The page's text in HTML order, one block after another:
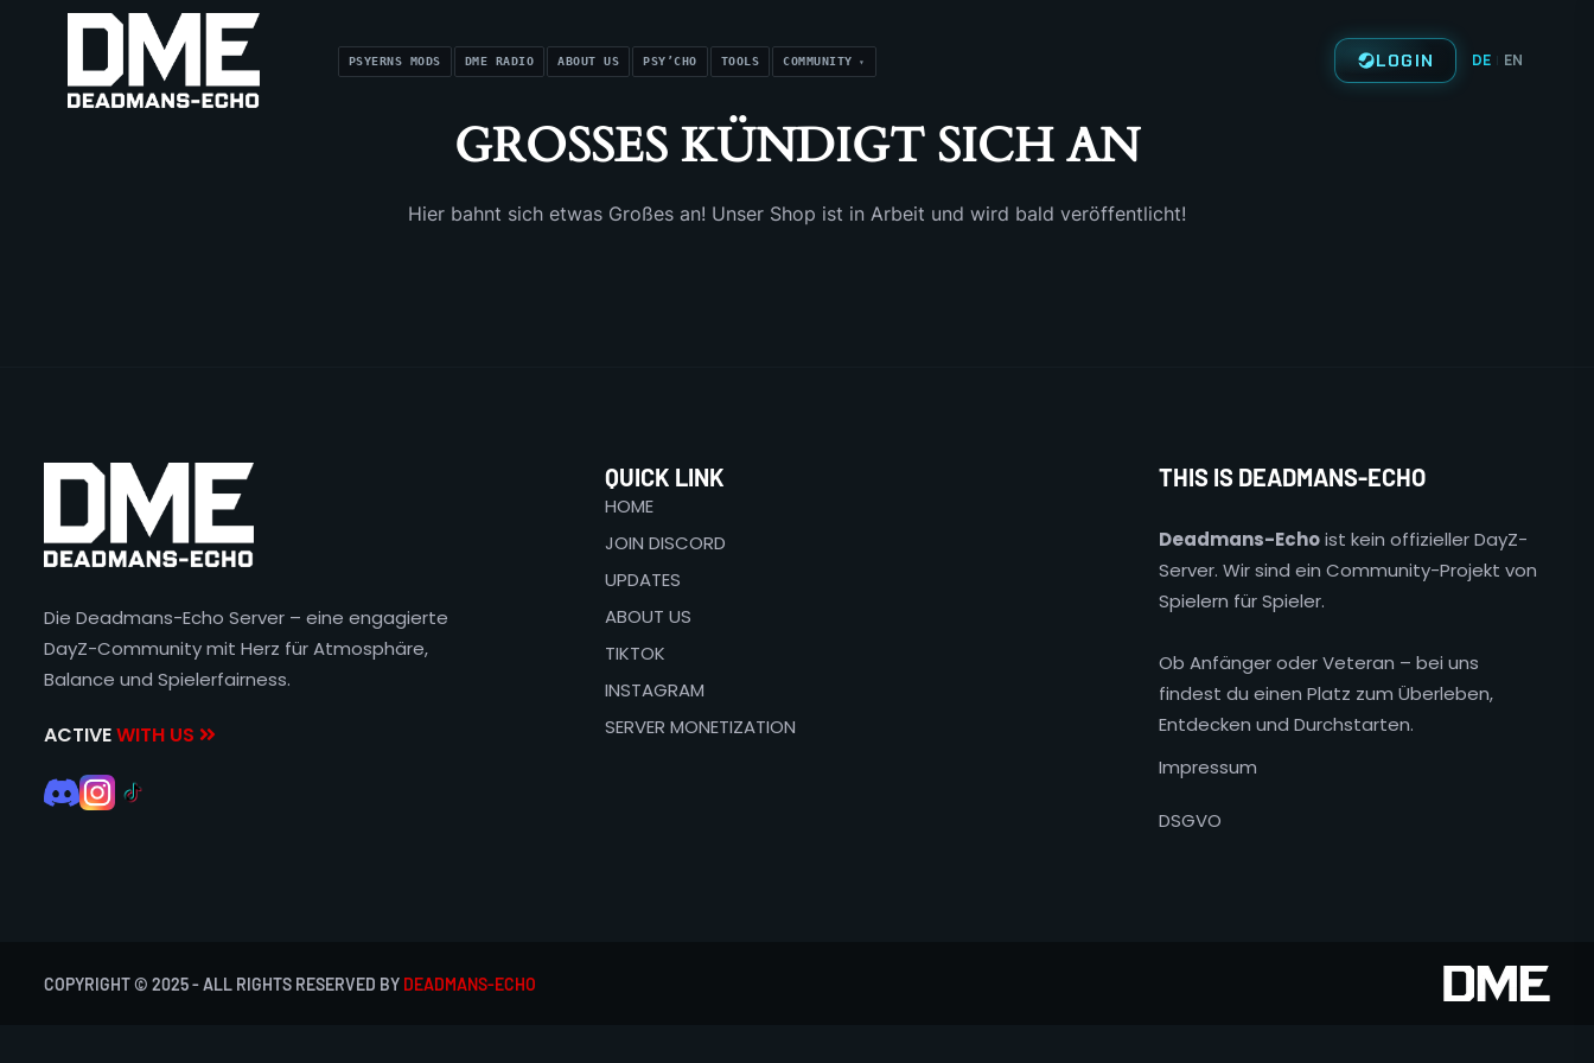
PSYERNS MODS DME RADIO ABOUT US PSY’CHO TOOLS COMMUNITY LOGIN DE | EN
GROSSES KÜNDIGT SICH AN
Hier bahnt sich etwas Großes an! Unser Shop ist in Arbeit und wird bald veröffentlicht!
Die Deadmans-Echo Server – eine engagierte
DayZ-Community mit Herz für Atmosphäre,
Balance und Spielerfairness.
ACTIVEWITH US
QUICK LINK
HOME
JOIN DISCORD
UPDATES
ABOUT US
TIKTOK
INSTAGRAM
SERVER MONETIZATION
THIS IS DEADMANS-ECHO
Deadmans-Echoist kein offizieller DayZ-
Server. Wir sind ein Community-Projekt von
Spielern für Spieler.
Ob Anfänger oder Veteran – bei uns
findest du einen Platz zum Überleben,
Entdecken und Durchstarten.
Impressum
DSGVO
COPYRIGHT © 2025 - ALL RIGHTS RESERVED BY DEADMANS-ECHO